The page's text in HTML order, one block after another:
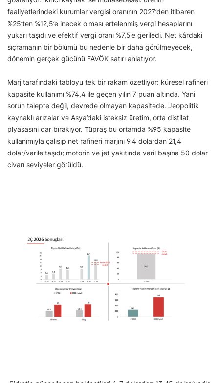
faaliyetlerindeki kurumlar vergisi oranının 2027’den itibaren
%25’ten %12,5’e inecek olması ertelenmiş vergi hesaplarını
yukarı taşıdı ve efektif vergi oranı %7,5’e geriledi. Net kârdaki
sıçramanın bir bölümü bu nedenle bir daha görülmeyecek,
dönemin gerçek gücünü FAVÖK satırı anlatıyor.
Marj tarafındaki tabloyu tek bir rakam özetliyor: küresel rafineri
kapasite kullanımı %74,4 ile geçen yılın 7 puan altında. Yani
sorun talepte değil, devrede olmayan kapasitede. Jeopolitik
kaynaklı arızalar ve Asya’daki isteksiz üretim, orta distilat
piyasasını dar bırakıyor. Tüpraş bu ortamda %95 kapasite
kullanımıyla çalışıp net rafineri marjını 9,4 dolardan 21,4
dolar/varile taşıdı; motorin ve jet yakıtında varil başına 50 dolar
civarı seviyeler görüldü.